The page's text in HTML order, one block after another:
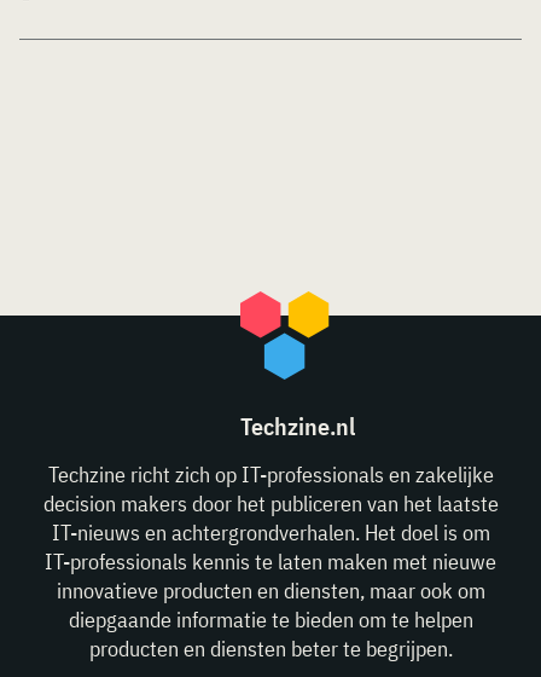
Techzine.nl
Techzine richt zich op IT-professionals en zakelijke
decision makers door het publiceren van het laatste
IT-nieuws en achtergrondverhalen. Het doel is om
IT-professionals kennis te laten maken met nieuwe
innovatieve producten en diensten, maar ook om
diepgaande informatie te bieden om te helpen
producten en diensten beter te begrijpen.